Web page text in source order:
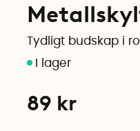
Tydligt budskap i
89 kr